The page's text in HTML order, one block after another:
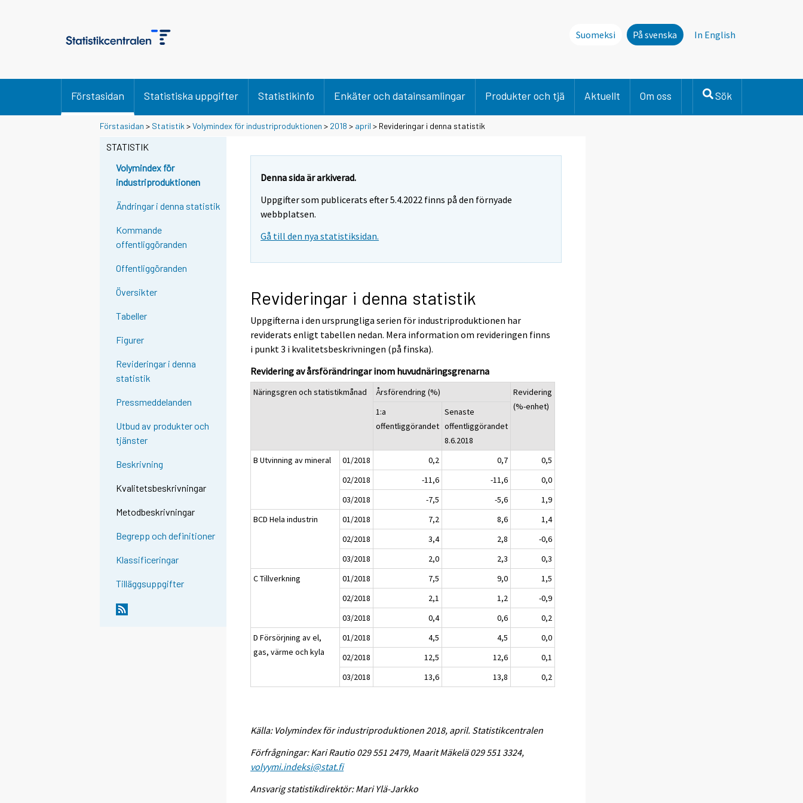
Suomeksi På svenska In English
Förstasidan Statistiska uppgifter Statistikinfo Enkäter och datainsamlingar Produkter och tjä Aktuellt Om oss Sök
Förstasidan > Statistik >Volymindex för industriproduktionen > 2018 > april > Revideringar i denna statistik
STATISTIK
Volymindex för
industriproduktionen
Ändringar i denna statistik
Kommande
offentliggöranden
Offentliggöranden
Översikter
Tabeller
Figurer
Revideringar i denna
statistik
Pressmeddelanden
Utbud av produkter och
tjänster
Beskrivning
Kvalitetsbeskrivningar
Metodbeskrivningar
Begrepp och definitioner
Klassificeringar
Tilläggsuppgifter
Denna sida är arkiverad.
Uppgifter som publicerats efter 5.4.2022 finns på den förnyade
webbplatsen.
Gå till den nya statistiksidan.
Revideringar i denna statistik
Uppgifterna i den ursprungliga serien för industriproduktionen har
reviderats enligt tabellen nedan. Mera information om revideringen finns
i punkt 3 i kvalitetsbeskrivningen (på finska).
Revidering av årsförändringar inom huvudnäringsgrenarna
Näringsgren och statistikmånad Årsförendring (%)
Revidering
(%-enhet)
1:a
offentliggörandet
Senaste
offentliggörandet
8.6.2018
B Utvinning av mineral
01/2018 0,2 0,7
0,5
02/2018
-11,6 -11,6
0,0
03/2018
-7,5 -5,6
1,9
BCD Hela industrin
01/2018 7,2 8,6
1,4
02/2018
3,4 2,8
-0,6
03/2018
2,0 2,3
0,3
C Tillverkning
01/2018 7,5 9,0
1,5
02/2018
2,1 1,2
-0,9
03/2018
0,4 0,6
0,2
D Försörjning av el,
gas, värme och kyla
01/2018 4,5 4,5
0,0
02/2018
12,5 12,6
0,1
03/2018
13,6 13,8 0,2
Källa: Volymindex för industriproduktionen 2018, april. Statistikcentralen
Förfrågningar: Kari Rautio 029 551 2479, Maarit Mäkelä 029 551 3324,
volyymi.indeksi@stat.fi
Ansvarig statistikdirektör: Mari Ylä-Jarkko